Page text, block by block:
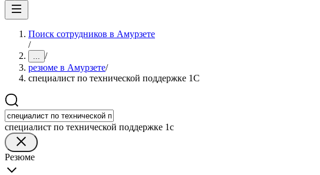
Поиск сотрудников в Амурзете
/
... /
резюме в Амурзете/
специалист по технической поддержке 1С
специалист по технической поддержке 1с
Резюме